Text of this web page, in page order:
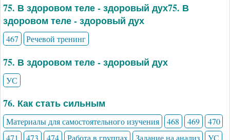
75. В здоровом теле - здоровый дух75. В
здоровом теле - здоровый дух
467 Речевой тренинг
75. В здоровом теле - здоровый дух
УС
76. Как стать сильным
Материалы для самостоятельного изучения 468 469
470